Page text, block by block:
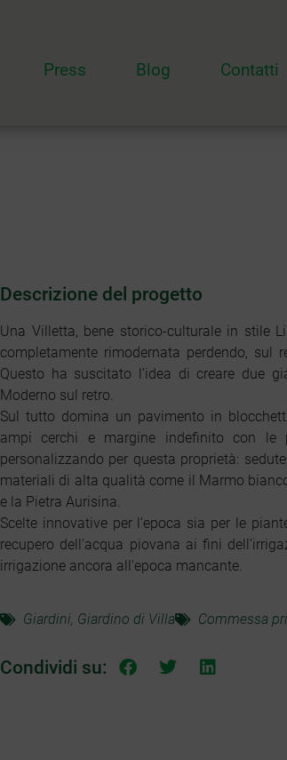
Press Blog Contatti
Descrizione del progetto
Una Villetta, bene storico-culturale in stile
completamente rimodernata perdendo, sul
Questo ha suscitato l’idea di creare due
Moderno sul retro.
Sul tutto domina un pavimento in
ampi cerchi e margine indefinito con le
personalizzando per questa proprietà:
materiali di alta qualità come il Marmo
e la Pietra Aurisina.
Scelte innovative per l’epoca sia per le
recupero dell’acqua piovana ai fini
irrigazione ancora all’epoca mancante.
Giardini Giardino di Villa Commessa
Condividi su: